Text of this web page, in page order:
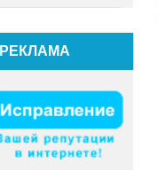
РЕКЛАМА